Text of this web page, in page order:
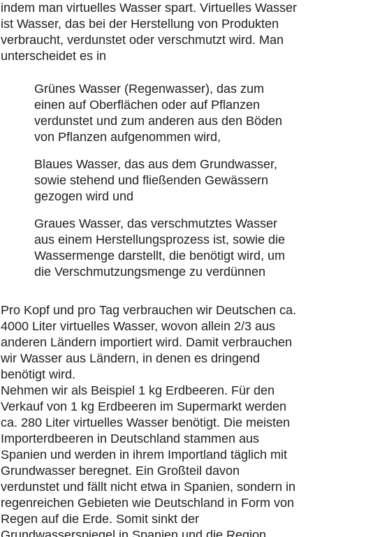
indem man virtuelles Wasser spart. Virtuelles Wasser
ist Wasser, das bei der Herstellung von Produkten
verbraucht, verdunstet oder verschmutzt wird. Man
unterscheidet es in
Grünes Wasser (Regenwasser), das zum
einen auf Oberflächen oder auf Pflanzen
verdunstet und zum anderen aus den Böden
von Pflanzen aufgenommen wird,
Blaues Wasser, das aus dem Grundwasser,
sowie stehend und fließenden Gewässern
gezogen wird und
Graues Wasser, das verschmutztes Wasser
aus einem Herstellungsprozess ist, sowie die
Wassermenge darstellt, die benötigt wird, um
die Verschmutzungsmenge zu verdünnen
Pro Kopf und pro Tag verbrauchen wir Deutschen ca.
4000 Liter virtuelles Wasser, wovon allein 2/3 aus
anderen Ländern importiert wird. Damit verbrauchen
wir Wasser aus Ländern, in denen es dringend
benötigt wird.
Nehmen wir als Beispiel 1 kg Erdbeeren. Für den
Verkauf von 1 kg Erdbeeren im Supermarkt werden
ca. 280 Liter virtuelles Wasser benötigt. Die meisten
Importerdbeeren in Deutschland stammen aus
Spanien und werden in ihrem Importland täglich mit
Grundwasser beregnet. Ein Großteil davon
verdunstet und fällt nicht etwa in Spanien, sondern in
regenreichen Gebieten wie Deutschland in Form von
Regen auf die Erde. Somit sinkt der